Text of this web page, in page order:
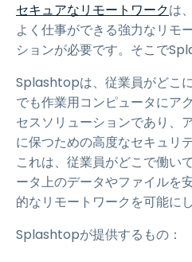
セキュアなリモートワークは
よく仕事ができる強力なリモ
ションが必要です。そこで
Splashtopは、従業員がどこ
でも作業用コンピュータにア
セスソリューションであり、
に保つための高度なセキュリ
これは、従業員がどこで働い
ータ上のデータやファイルを
的なリモートワークを可能にし
Splashtopが提供するもの：